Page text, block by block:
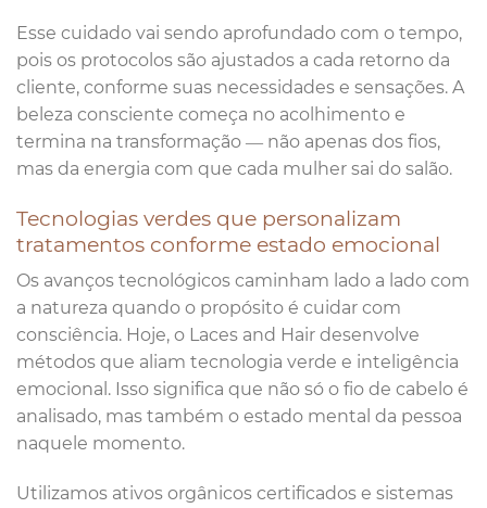
Esse cuidado vai sendo aprofundado com o tempo,
pois os protocolos são ajustados a cada retorno da
cliente, conforme suas necessidades e sensações. A
beleza consciente começa no acolhimento e
termina na transformação — não apenas dos fios,
mas da energia com que cada mulher sai do salão.
Tecnologias verdes que personalizam
tratamentos conforme estado emocional
Os avanços tecnológicos caminham lado a lado com
a natureza quando o propósito é cuidar com
consciência. Hoje, o Laces and Hair desenvolve
métodos que aliam tecnologia verde e inteligência
emocional. Isso significa que não só o fio de cabelo é
analisado, mas também o estado mental da pessoa
naquele momento.
Utilizamos ativos orgânicos certificados e sistemas